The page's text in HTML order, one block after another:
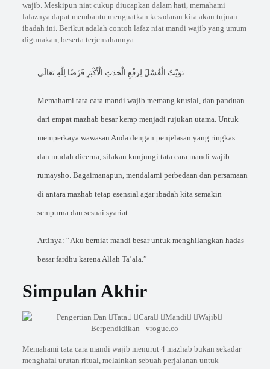
wajib. Meskipun niat cukup diucapkan dalam hati, memahami
lafaznya dapat membantu menguatkan kesadaran kita akan tujuan
ibadah ini. Berikut adalah contoh lafaz niat mandi wajib yang umum
digunakan, beserta terjemahannya.
نَوَيْتُ الْغُسْلَ لِرَفْعِ الْحَدَثِ الْأَكْبَرِ فَرْضًا لِلَّهِ تَعَالَى
Memahami tata cara mandi wajib memang krusial, dan panduan
dari empat mazhab besar kerap menjadi rujukan utama. Untuk
memperkaya wawasan Anda dengan penjelasan yang ringkas
dan mudah dicerna, silakan kunjungi tata cara mandi wajib
rumaysho. Bagaimanapun, mendalami perbedaan dan persamaan
di antara mazhab tetap esensial agar ibadah kita semakin
sempurna dan sesuai syariat.
Artinya: “Aku berniat mandi besar untuk menghilangkan hadas
besar fardhu karena Allah Ta’ala.”
Simpulan Akhir
Memahami tata cara mandi wajib menurut 4 mazhab bukan sekadar
menghafal urutan ritual, melainkan sebuah perjalanan untuk